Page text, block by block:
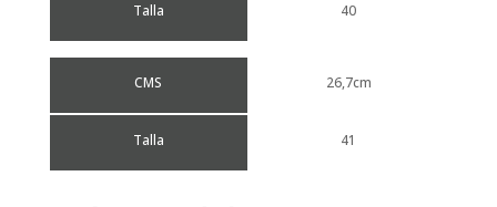
Talla 40
CMS
Talla
26,7cm
41